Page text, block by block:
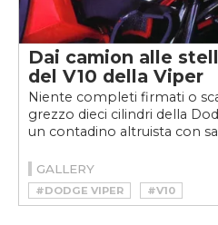
Dai camion alle
del V10 della Viper
Niente completi firmati o
grezzo dieci cilindri della
un contadino altruista con
GALLERY
#DODGE VIPER #V10